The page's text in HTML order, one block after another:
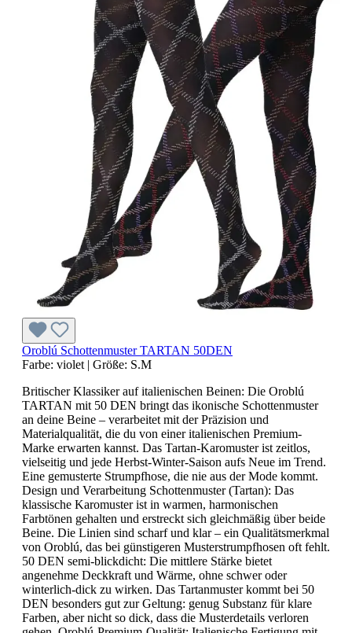
Oroblú Schottenmuster TARTAN 50DEN
Farbe: violet | Größe: S.M
Britischer Klassiker auf italienischen Beinen: Die Oroblú
TARTAN mit 50 DEN bringt das ikonische Schottenmuster
an deine Beine – verarbeitet mit der Präzision und
Materialqualität, die du von einer italienischen Premium-
Marke erwarten kannst. Das Tartan-Karomuster ist zeitlos,
vielseitig und jede Herbst-Winter-Saison aufs Neue im Trend.
Eine gemusterte Strumpfhose, die nie aus der Mode kommt.
Design und Verarbeitung Schottenmuster (Tartan): Das
klassische Karomuster ist in warmen, harmonischen
Farbtönen gehalten und erstreckt sich gleichmäßig über beide
Beine. Die Linien sind scharf und klar – ein Qualitätsmerkmal
von Oroblú, das bei günstigeren Musterstrumpfhosen oft fehlt.
50 DEN semi-blickdicht: Die mittlere Stärke bietet
angenehme Deckkraft und Wärme, ohne schwer oder
winterlich-dick zu wirken. Das Tartanmuster kommt bei 50
DEN besonders gut zur Geltung: genug Substanz für klare
Farben, aber nicht so dick, dass die Musterdetails verloren